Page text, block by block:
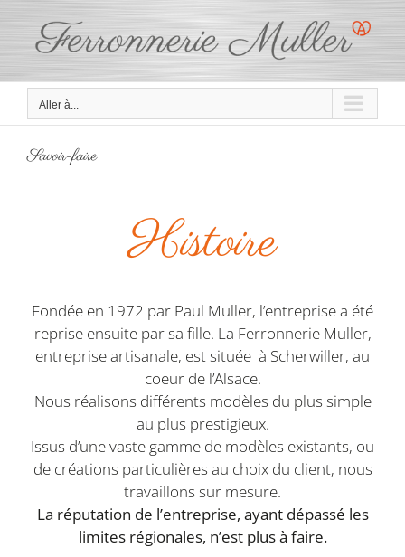
contenu
Aller à...
Savoir-faire
Histoire
Fondée en 1972 par Paul Muller, l’entreprise a été
reprise ensuite par sa fille. La Ferronnerie Muller,
entreprise artisanale, est située à Scherwiller, au
coeur de l’Alsace.
Nous réalisons différents modèles du plus simple
au plus prestigieux.
Issus d’une vaste gamme de modèles existants, ou
de créations particulières au choix du client, nous
travaillons sur mesure.
La réputation de l’entreprise, ayant dépassé les
limites régionales, n’est plus à faire.